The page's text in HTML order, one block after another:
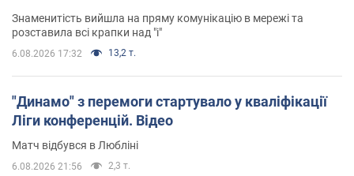
Знаменитість вийшла на пряму комунікацію в мережі та
розставила всі крапки над "і"
6.08.2026 17:32 13,2 т.
"Динамо" з перемоги стартувало у кваліфікації
Ліги конференцій. Відео
Матч відбувся в Любліні
6.08.2026 21:56 2,3 т.